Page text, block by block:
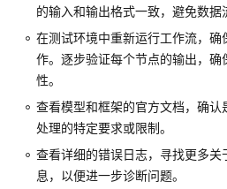
的输入和输出格式一致，避免数据
在测试环境中重新运行工作流，
作。逐步验证每个节点的输出，
性。
查看模型和框架的官方文档，确
处理的特定要求或限制。
查看详细的错误日志，寻找更多
息，以便进一步诊断问题。